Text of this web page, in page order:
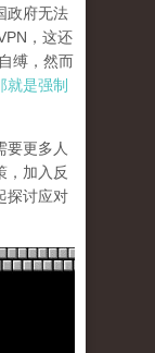
政府无法
，这还
缚，然而
就是强制
要更多人
，加入反
探讨应对